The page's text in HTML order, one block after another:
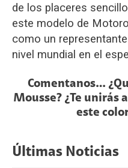
de los placeres
este modelo de
como un
nivel mundial en el
Comentanos…
Mousse? ¿Te unirás
este
Últimas Noticias